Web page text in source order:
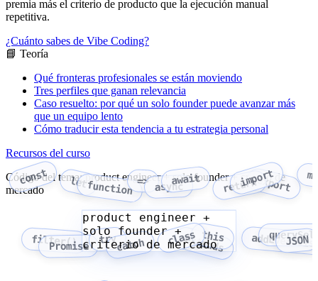
premia más el criterio de producto que la ejecución manual
repetitiva.
¿Cuánto sabes de Vibe Coding?
📘 Teoría
Qué fronteras profesionales se están moviendo
Tres perfiles que ganan relevancia
Caso resuelto: por qué un solo founder puede avanzar más
que un equipo lento
Cómo traducir esta tendencia a tu estrategia personal
Recursos del curso
Código del tema: product engineer + solo founder + criterio de
mercado
const letfunction => asyncawait returnimportexport
filter()
Promise
trycatch classextends
this JSON
product engineer +
solo founder +
criterio de mercado